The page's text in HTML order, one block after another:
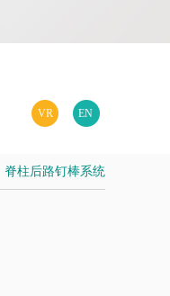
VR EN
脊柱后路钉棒系统